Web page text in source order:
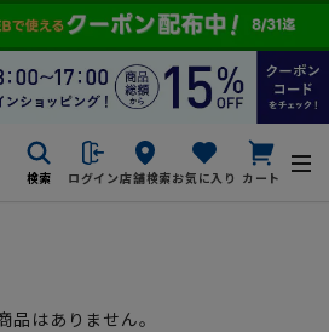
検索 ログイン店舗検索お気に入り カート
品はありません。